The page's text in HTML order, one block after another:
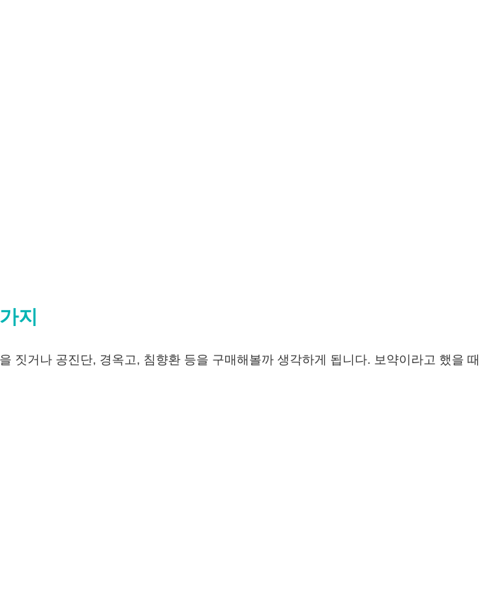
지
짓거나 공진단, 경옥고, 침향환 등을 구매해볼까 생각하게 됩니다. 보약이라고 했을 때